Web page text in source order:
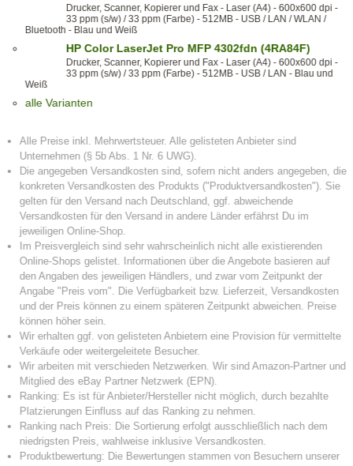
Drucker, Scanner, Kopierer und Fax - Laser (A4) - 600x600 dpi -
33 ppm (s/w) / 33 ppm (Farbe) - 512MB - USB / LAN / WLAN /
Bluetooth - Blau und Weiß
HP Color LaserJet Pro MFP 4302fdn (4RA84F)
Drucker, Scanner, Kopierer und Fax - Laser (A4) - 600x600 dpi -
33 ppm (s/w) / 33 ppm (Farbe) - 512MB - USB / LAN - Blau und
Weiß
alle Varianten